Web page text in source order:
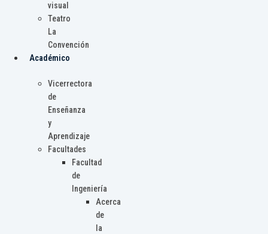
visual
Teatro
La
Convención
Académico
Vicerrectora
de
Enseñanza
y
Aprendizaje
Facultades
Facultad
de
Ingeniería
Acerca
de
la